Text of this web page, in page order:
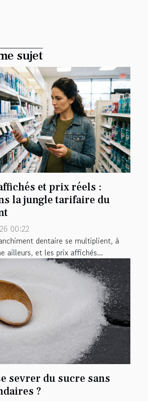
sujet
et prix réels :
la jungle tarifaire du
00:22
dentaire se multiplient, à
ailleurs, et les prix affichés...
sevrer du sucre sans
?